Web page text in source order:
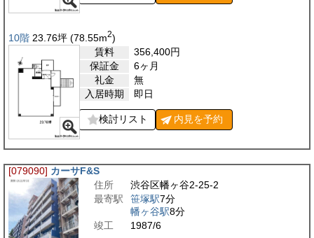
10階 23.76坪 (78.55m2)
賃料
356,400円
保証金
6ヶ月
礼金
無
入居時期
即日
検討リスト 内見を予約
[079090] カーサF&S
住所
渋谷区幡ヶ谷2-25-2
最寄駅
笹塚駅7分
幡ヶ谷駅8分
竣工
1987/6